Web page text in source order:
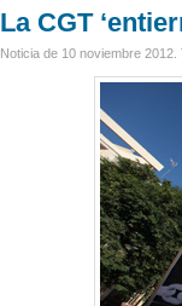
La CGT
Noticia de 10 noviembre 2012.